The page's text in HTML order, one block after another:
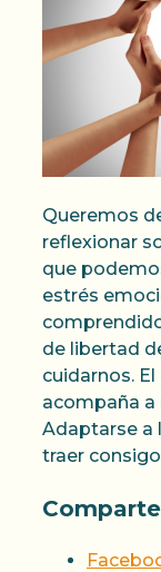
Queremos
reflexionar
que
estrés
de libertad
cuidarnos.
acompaña
Adaptarse a
traer